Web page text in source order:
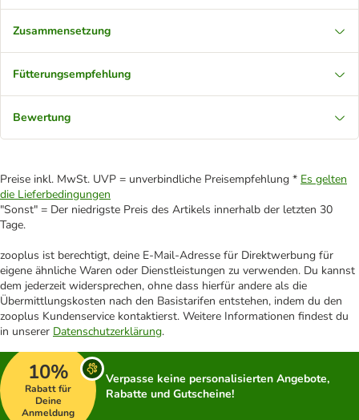
Zusammensetzung
Fütterungsempfehlung
Bewertung
Preise inkl. MwSt. UVP = unverbindliche Preisempfehlung * Es gelten
die Lieferbedingungen
"Sonst" = Der niedrigste Preis des Artikels innerhalb der letzten 30
Tage.
zooplus ist berechtigt, deine E-Mail-Adresse für Direktwerbung für
eigene ähnliche Waren oder Dienstleistungen zu verwenden. Du kannst
dem jederzeit widersprechen, ohne dass hierfür andere als die
Übermittlungskosten nach den Basistarifen entstehen, indem du den
zooplus Kundenservice kontaktierst. Weitere Informationen findest du
in unserer Datenschutzerklärung.
10%
Rabatt für
Deine
Anmeldung
Verpasse keine personalisierten Angebote,
Rabatte und Gutscheine!